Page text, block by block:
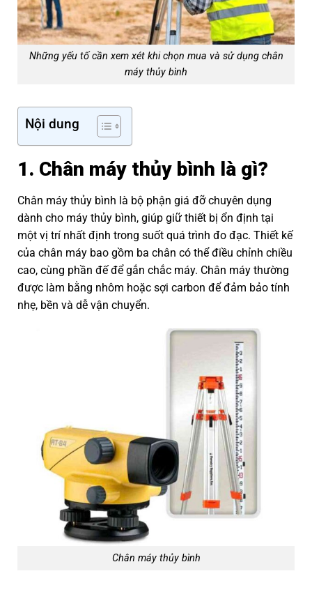
Những yếu tố cần xem xét khi chọn mua và sử dụng chân
máy thủy bình
Nội dung
1. Chân máy thủy bình là gì?
Chân máy thủy bình là bộ phận giá đỡ chuyên dụng
dành cho máy thủy bình, giúp giữ thiết bị ổn định tại
một vị trí nhất định trong suốt quá trình đo đạc. Thiết kế
của chân máy bao gồm ba chân có thể điều chỉnh chiều
cao, cùng phần đế để gắn chắc máy. Chân máy thường
được làm bằng nhôm hoặc sợi carbon để đảm bảo tính
nhẹ, bền và dễ vận chuyển.
Chân máy thủy bình